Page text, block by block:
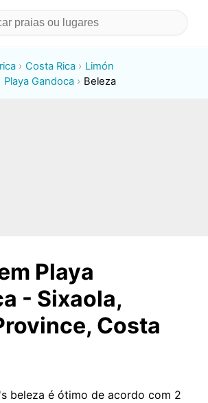
Costa Rica
Limón
Playa Gandoca Beleza
Playa
- Sixaola,
Costa
beleza é ótimo de acordo com 2